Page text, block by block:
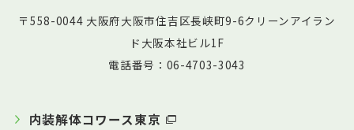
〒558-0044 大阪府大阪市住吉区長峡町9-6クリーンアイラン
ド大阪本社ビル1F
電話番号：06-4703-3043
内装解体コワース東京